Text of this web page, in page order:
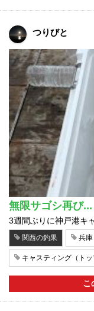
つりびと
無限サゴシ再び...
3週間ぶりに神戸港キ
関西の釣果 兵
キャスティング（ト
こ